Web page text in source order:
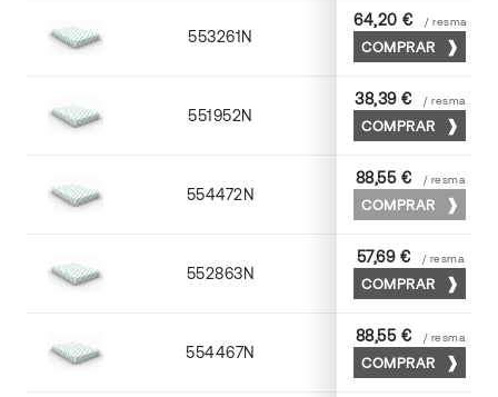
553261N 63 x 88
64,20 € / resma
COMPRAR
551952N 52 x 70
38,39 € / resma
COMPRAR
554472N 70 x 100
88,55 € / resma
COMPRAR
552863N 63 x 88
57,69 € / resma
COMPRAR
554467N 65 x 90
88,55 € / resma
COMPRAR